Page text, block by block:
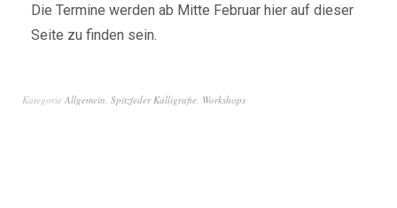
Die Termine werden ab Mitte Februar hier auf dieser
Seite zu finden sein.
Kategorie Allgemein Spitzfeder Kalligrafie Workshops